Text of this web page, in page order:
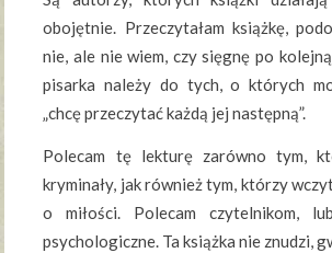
obojętnie. Przeczytałam książkę,
nie, ale nie wiem, czy sięgnę po
pisarka należy do tych, o których
„chcę przeczytać każdą jej następną”.
Polecam tę lekturę zarówno tym,
kryminały, jak również tym, którzy
o miłości. Polecam czytelnikom,
psychologiczne. Ta książka nie znudzi,